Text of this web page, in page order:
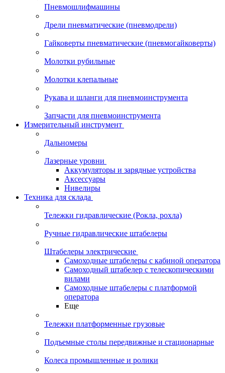
Пневмошлифмашины
Дрели пневматические (пневмодрели)
Гайковерты пневматические (пневмогайковерты)
Молотки рубильные
Молотки клепальные
Рукава и шланги для пневмоинструмента
Запчасти для пневмоинструмента
Измерительный инструмент
Дальномеры
Лазерные уровни
Аккумуляторы и зарядные устройства
Аксессуары
Нивелиры
Техника для склада
Тележки гидравлические (Рокла, рохла)
Ручные гидравлические штабелеры
Штабелеры электрические
Самоходные штабелеры с кабиной оператора
Самоходный штабелер с телескопическими
вилами
Самоходные штабелеры с платформой
оператора
Еще
Тележки платформенные грузовые
Подъемные столы передвижные и стационарные
Колеса промышленные и ролики